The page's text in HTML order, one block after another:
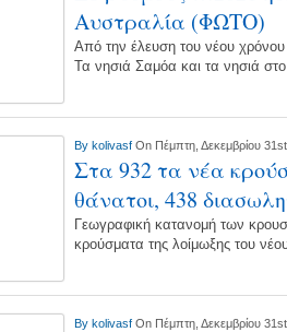
Αυστραλία (ΦΩΤΟ)
Από την έλευση του νέου
Τα νησιά Σαμόα και τα νησιά
By kolivasf On Πέμπτη, Δεκεμβρίου
Στα 932 τα νέα
θάνατοι, 438
Γεωγραφική κατανομή των
κρούσματα της λοίμωξης του
By kolivasf On Πέμπτη, Δεκεμβρίου